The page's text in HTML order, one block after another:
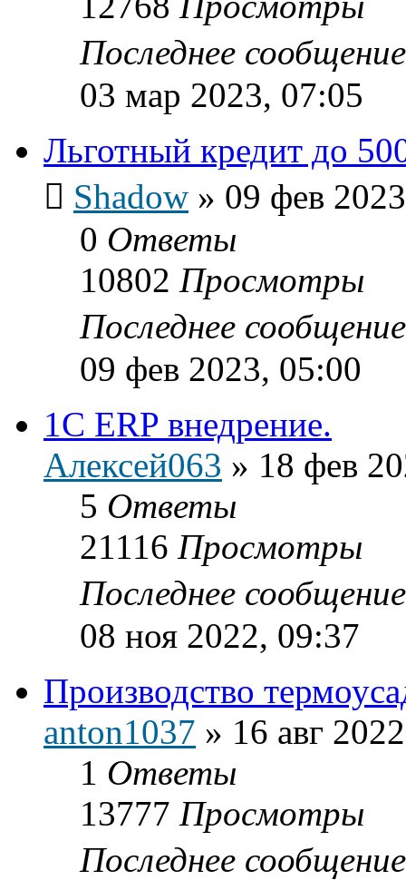
Последнее
03 мар 2023, 07:05
Льготный кредит до
Shadow » 09 фев
0 Ответы
10802 Просмотры
Последнее
09 фев 2023, 05:00
1C ERP внедрение.
Алексей063 » 18 фев
5 Ответы
21116 Просмотры
Последнее
08 ноя 2022, 09:37
Производство
anton1037 » 16 авг
1 Ответы
13777 Просмотры
Последнее